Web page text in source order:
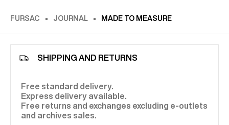
FURSAC JOURNAL MADE TO MEASURE
SHIPPING AND RETURNS
Free standard delivery.
Express delivery available.
Free returns and exchanges excluding e-outlets
and archives sales.